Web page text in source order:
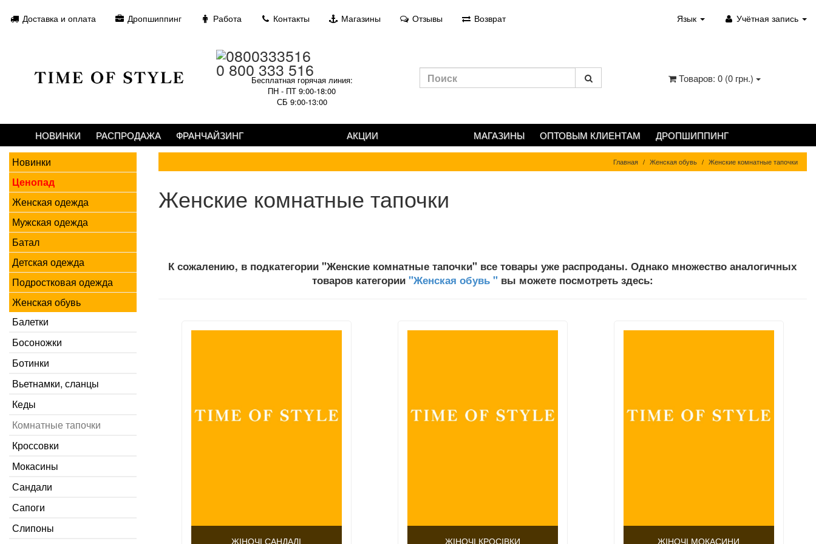
Доставка и оплата Дропшиппинг Работа Контакты Магазины Отзывы Возврат Язык Учётная запись
0 800 333 516
Бесплатная горячая линия:
ПН - ПТ 9:00-18:00
СБ 9:00-13:00
Товаров: 0 (0 грн.)
НОВИНКИ РАСПРОДАЖА ФРАНЧАЙЗИНГ АКЦИИ МАГАЗИНЫ ОПТОВЫМ КЛИЕНТАМ ДРОПШИППИНГ
Новинки
Ценопад
Женская одежда
Мужская одежда
Батал
Детская одежда
Подростковая одежда
Женская обувь
Балетки
Босоножки
Ботинки
Вьетнамки, сланцы
Кеды
Комнатные тапочки
Кроссовки
Мокасины
Сандали
Сапоги
Слипоны
Главная Женская обувь Женские комнатные тапочки
Женские комнатные тапочки
К сожалению, в подкатегории "Женские комнатные тапочки" все товары уже распроданы. Однако множество аналогичных
товаров категории "Женская обувь " вы можете посмотреть здесь:
ЖІНОЧІ САНДАЛІ ЖІНОЧІ КРОСІВКИ ЖІНОЧІ МОКАСИНИ